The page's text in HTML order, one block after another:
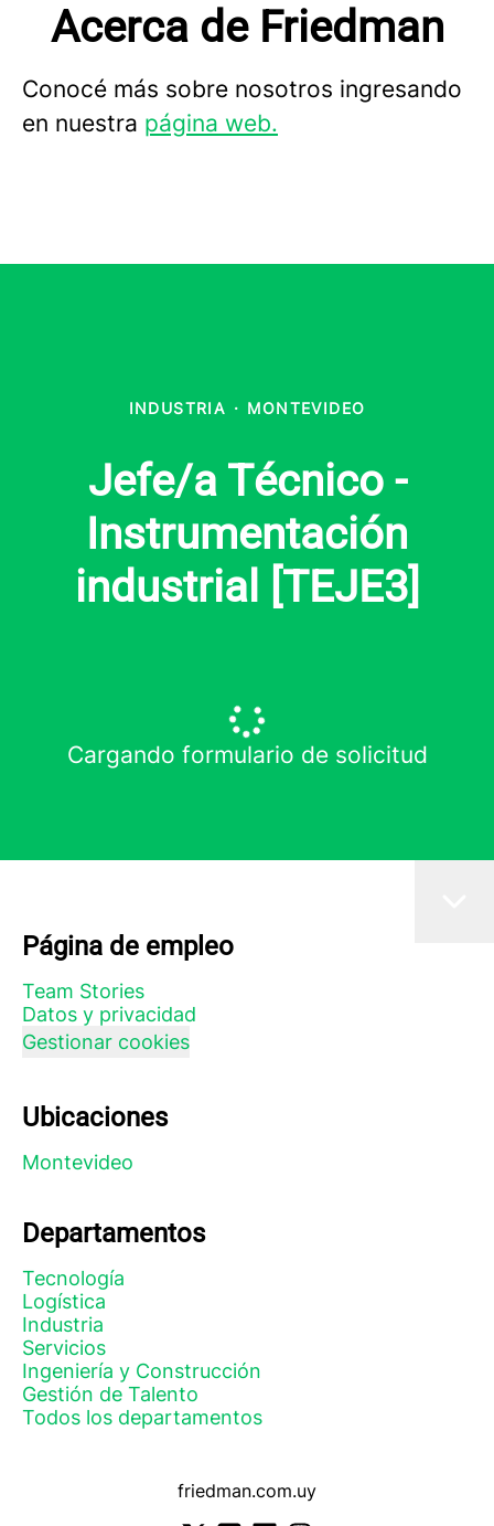
Acerca de Friedman
Conocé más sobre nosotros ingresando
en nuestra página web.
INDUSTRIA · MONTEVIDEO
Jefe/a Técnico -
Instrumentación
industrial [TEJE3]
Cargando formulario de solicitud
Página de empleo
Team Stories
Datos y privacidad
Gestionar cookies
Ubicaciones
Montevideo
Departamentos
Tecnología
Logística
Industria
Servicios
Ingeniería y Construcción
Gestión de Talento
Todos los departamentos
friedman.com.uy